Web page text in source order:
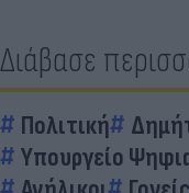
Διάβασε
Πολιτική
Υπουργείο